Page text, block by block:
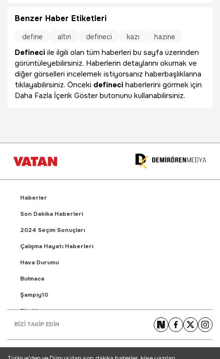
Benzer Haber Etiketleri
define altın defineci kazı hazine
Defineci ile ilgili olan tüm haberleri bu sayfa üzerinden
görüntüleyebilirsiniz. Haberlerin detaylarını okumak ve
diğer görselleri incelemek istiyorsanız haberbaşlıklarına
tıklayabilirsiniz. Önceki defineci haberlerini görmek için
Daha Fazla İçerik Göster butonunu kullanabilirsiniz.
Haberler
Son Dakika Haberleri
2024 Seçim Sonuçları
Çalışma Hayatı Haberleri
Hava Durumu
Bulmaca
Şampiy10
Fikstür
Puan Durumu
BİZİ TAKİP EDİN